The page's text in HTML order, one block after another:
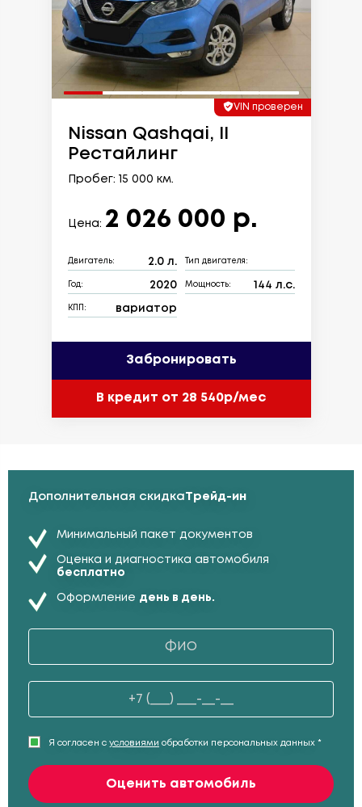
VIN проверен
Nissan Qashqai, II
Рестайлинг
Пробег: 15 000 км.
Цена: 2 026 000 р.
Двигатель: 2.0 л. Тип двигателя:
Год: 2020 Мощность: 144 л.с.
КПП: вариатор
Забронировать
В кредит от 28 540р/мес
Дополнительная скидкаТрейд-ин
Минимальный пакет документов
Оценка и диагностика автомобиля
бесплатно
Оформление день в день.
Я согласен с условиями обработки персональных данных *
Оценить автомобиль